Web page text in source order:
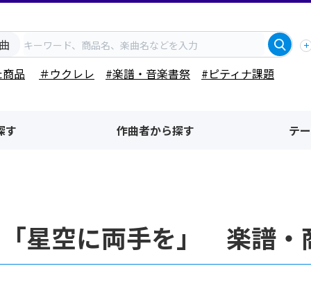
品
＃ウクレレ #楽譜・音楽書祭 #ピティナ課題
す 作曲者から探す テ
星空に両手を」 楽譜・